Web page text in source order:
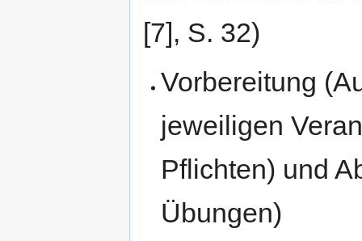
[7], S. 32)
Vorbereitung
jeweiligen
Pflichten) und
Übungen)